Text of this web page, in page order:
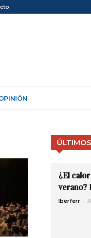
¿El
verano?
Iberferr -